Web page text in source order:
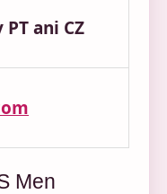
PT ani CZ
Men